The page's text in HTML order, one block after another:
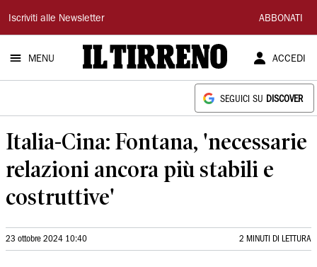
Il
Tirreno
Iscriviti alle Newsletter ABBONATI
MENU ACCEDI
SEGUICI SU DISCOVER
Italia-Cina: Fontana, 'necessarie
relazioni ancora più stabili e
costruttive'
23 ottobre 2024 10:40 2 MINUTI DI LETTURA